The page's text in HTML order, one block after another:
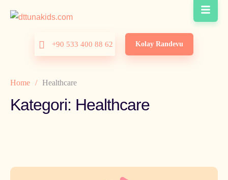
+90 533 400 88 62 Kolay Randevu
Home / Healthcare
Kategori: Healthcare